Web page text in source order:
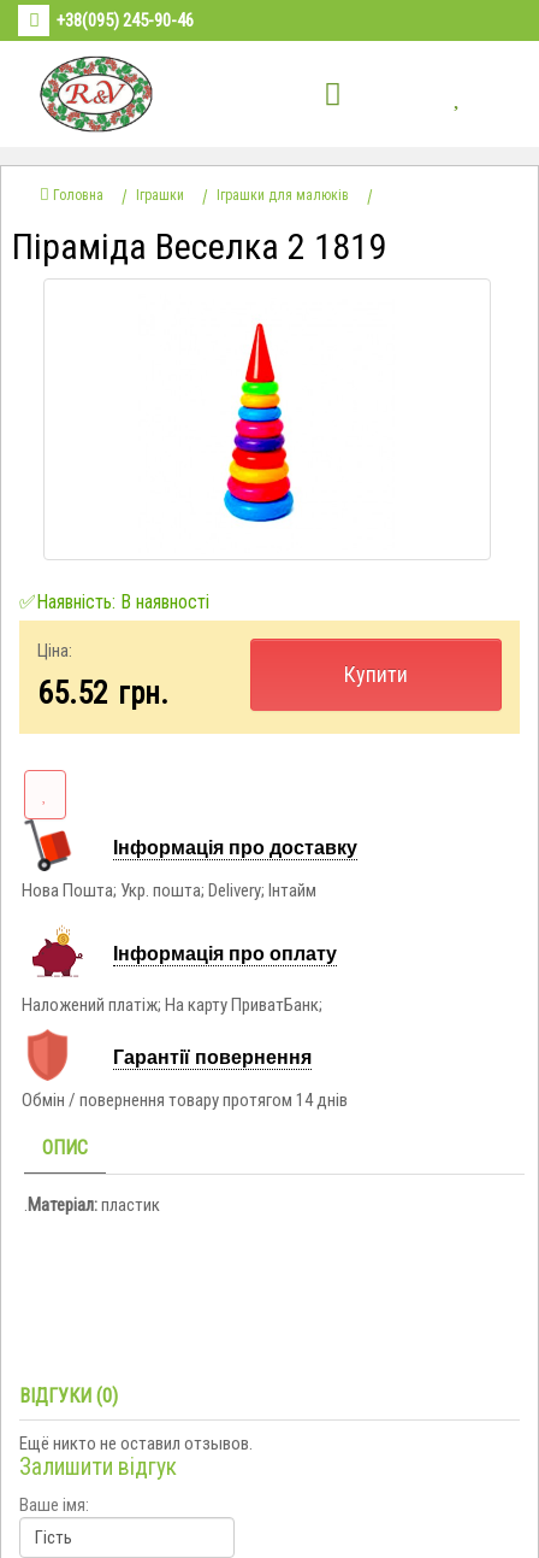
+38(095) 245-90-46
Головна Іграшки Іграшки для малюків
Піраміда Веселка 2 1819
✅Наявність: В наявності
Ціна:
65.52 грн.
Купити
Інформація про доставку
Нова Пошта; Укр. пошта; Delivery; Інтайм
Інформація про оплату
Наложений платіж; На карту ПриватБанк;
Гарантії повернення
Обмін / повернення товару протягом 14 днів
ОПИС
Матеріал:пластик
ВІДГУКИ (0)
Ещё никто не оставил отзывов.
Залишити відгук
Ваше імя: